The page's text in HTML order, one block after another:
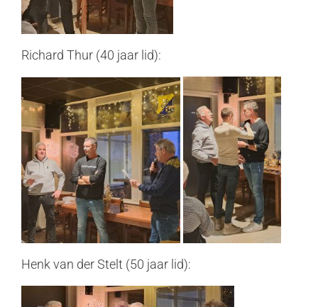
Richard Thur (40 jaar lid):
Henk van der Stelt (50 jaar lid):